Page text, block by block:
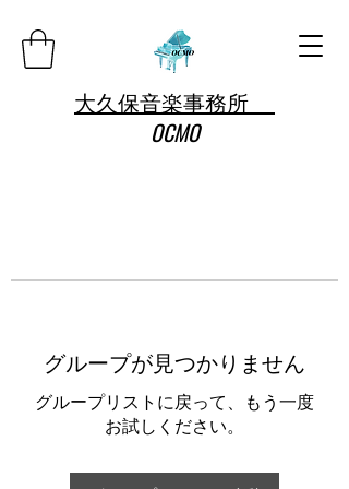
大久保音楽事務所
OCMO
グループが見つかりません
グループリストに戻って、もう一度
お試しください。